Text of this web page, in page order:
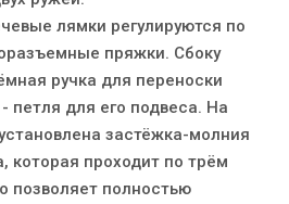
лямки регулируются по
пряжки. Сбоку
ручка для переноски
петля для его подвеса. На
застёжка-молния
которая проходит по трём
позволяет полностью